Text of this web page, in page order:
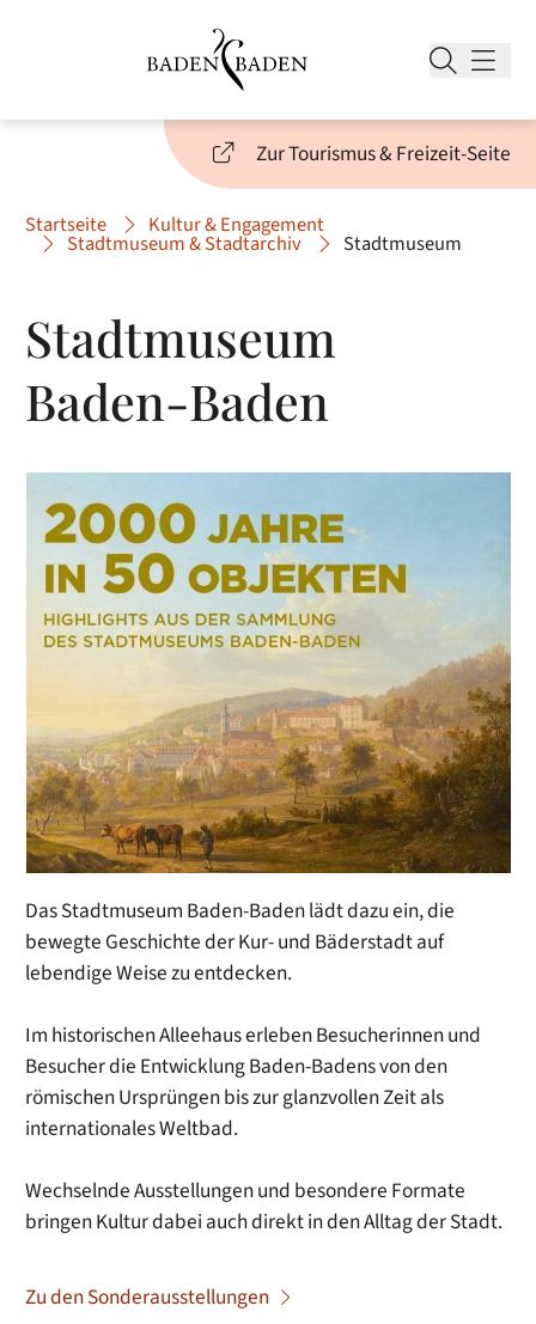
Zur Tourismus & Freizeit-Seite
Startseite Kultur & Engagement
Stadtmuseum & Stadtarchiv Stadtmuseum
Stadtmuseum
Baden-Baden
Das Stadtmuseum Baden-Baden lädt dazu ein, die
bewegte Geschichte der Kur- und Bäderstadt auf
lebendige Weise zu entdecken.
Im historischen Alleehaus erleben Besucherinnen und
Besucher die Entwicklung Baden-Badens von den
römischen Ursprüngen bis zur glanzvollen Zeit als
internationales Weltbad.
Wechselnde Ausstellungen und besondere Formate
bringen Kultur dabei auch direkt in den Alltag der Stadt.
Zu den Sonderausstellungen